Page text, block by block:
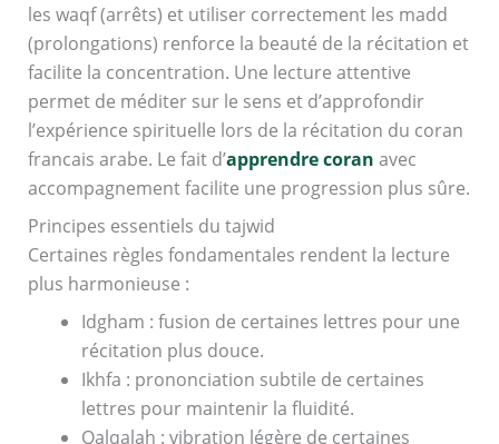
les waqf (arrêts) et utiliser correctement les madd
(prolongations) renforce la beauté de la récitation et
facilite la concentration. Une lecture attentive
permet de méditer sur le sens et d’approfondir
l’expérience spirituelle lors de la récitation du coran
francais arabe. Le fait d’apprendre coran avec
accompagnement facilite une progression plus sûre.
Principes essentiels du tajwid
Certaines règles fondamentales rendent la lecture
plus harmonieuse :
Idgham : fusion de certaines lettres pour une
récitation plus douce.
Ikhfa : prononciation subtile de certaines
lettres pour maintenir la fluidité.
Qalqalah : vibration légère de certaines